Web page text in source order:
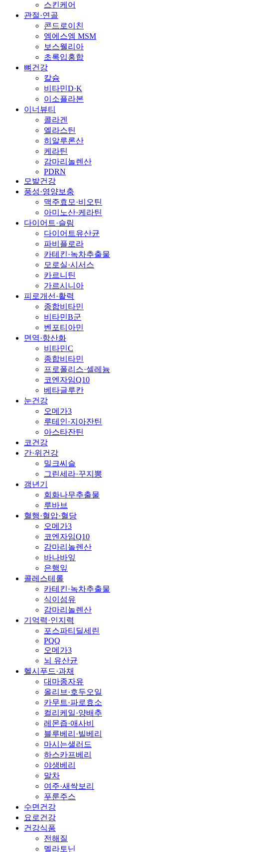
스킨케어
관절·연골
콘드로이친
엠에스엠 MSM
보스웰리아
초록입홍합
뼈건강
칼슘
비타민D·K
이소플라본
이너뷰티
콜라겐
엘라스틴
히알루론산
케라틴
감마리놀렌산
PDRN
모발건강
풍성·영양보충
맥주효모·비오틴
아미노산·케라틴
다이어트·슬림
다이어트유산균
파비플로라
카테킨·녹차추출물
모로실·시서스
카르니틴
가르시니아
피로개선·활력
종합비타민
비타민B군
벤포티아민
면역·항산화
비타민C
종합비타민
프로폴리스·셀레늄
코엔자임Q10
베타글루칸
눈건강
오메가3
루테인·지아잔틴
아스타잔틴
코건강
간·위건강
밀크씨슬
그린세라·꾸지뽕
갱년기
회화나무추출물
루바브
혈행·혈압·혈당
오메가3
코엔자임Q10
감마리놀렌산
바나바잎
은행잎
콜레스테롤
카테킨·녹차추출물
식이섬유
감마리놀렌산
기억력·인지력
포스파티딜세린
PQQ
오메가3
뇌 유산균
헬시푸드·과채
대마종자유
올리브·호두오일
카무트·파로효소
컬리케일·양배추
레몬즙·애사비
블루베리·빌베리
마시는샐러드
하스카프베리
야생베리
말차
여주·새싹보리
푸룬주스
수면건강
요로건강
건강식품
전해질
멜라토닌